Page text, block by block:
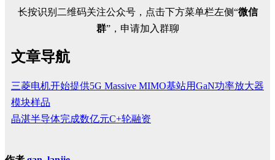
长按识别二维码关注公众号，点击下方菜单栏左侧“微信
群”，申请加入群聊
文章导航
三菱电机开始提供5G Massive MIMO基站用GaN功率放大器
模块样品
晶湛半导体完成数亿元C+轮融资